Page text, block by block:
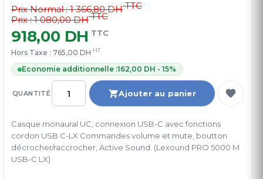
QUANTITÉ Ajouter au panier
Prix Normal :1 366,80 DHTTC
Prix : 1 080,00 DHTTC
918,00 DH TTC
Hors Taxe : 765,00 DH HT
Economie additionnelle :162,00 DH - 15%
Casque monaural UC, connexion USB-C avec fonctions
cordon USB C-LX Commandes volume et mute, boutton
décrocher/raccrocher, Active Sound. (Lexound PRO 5000 M
USB-C LX)